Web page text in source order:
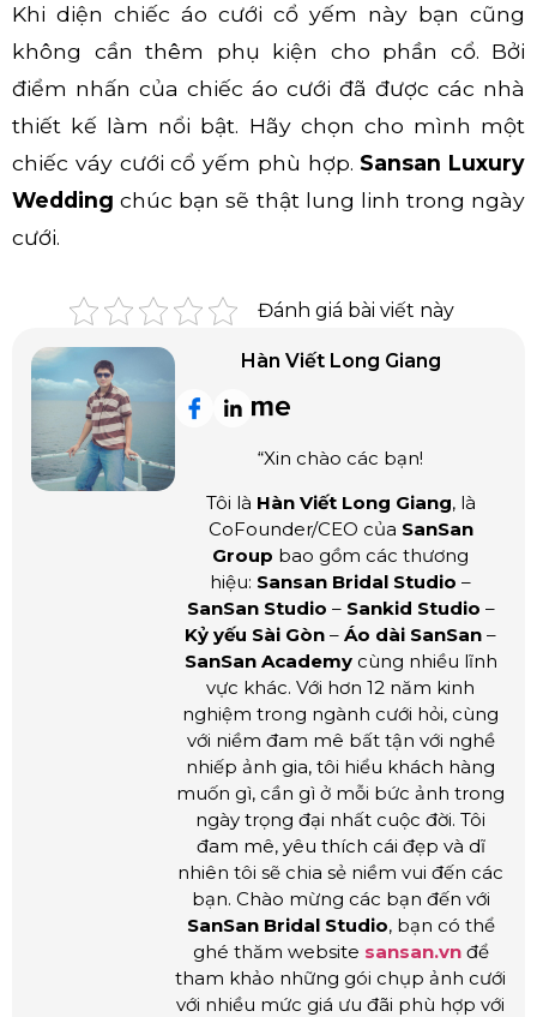
Khi diện chiếc áo cưới cổ yếm này bạn cũng
không cần thêm phụ kiện cho phần cổ. Bởi
điểm nhấn của chiếc áo cưới đã được các nhà
thiết kế làm nổi bật. Hãy chọn cho mình một
chiếc váy cưới cổ yếm phù hợp. Sansan Luxury
Wedding chúc bạn sẽ thật lung linh trong ngày
cưới.
Đánh giá bài viết này
Hàn Viết Long Giang
“Xin chào các bạn!
Tôi là Hàn Viết Long Giang, là
CoFounder/CEO của SanSan
Group bao gồm các thương
hiệu: Sansan Bridal Studio –
SanSan Studio – Sankid Studio –
Kỷ yếu Sài Gòn – Áo dài SanSan –
SanSan Academycùng nhiều lĩnh
vực khác. Với hơn 12 năm kinh
nghiệm trong ngành cưới hỏi, cùng
với niềm đam mê bất tận với nghề
nhiếp ảnh gia, tôi hiểu khách hàng
muốn gì, cần gì ở mỗi bức ảnh trong
ngày trọng đại nhất cuộc đời. Tôi
đam mê, yêu thích cái đẹp và dĩ
nhiên tôi sẽ chia sẻ niềm vui đến các
bạn. Chào mừng các bạn đến với
SanSan Bridal Studio, bạn có thể
ghé thăm website sansan.vnđể
tham khảo những gói chụp ảnh cưới
với nhiều mức giá ưu đãi phù hợp với